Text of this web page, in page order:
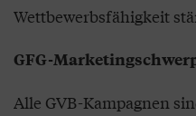
Wettbewerbsfähigkeit
GFG-
Alle GVB-Kampagnen